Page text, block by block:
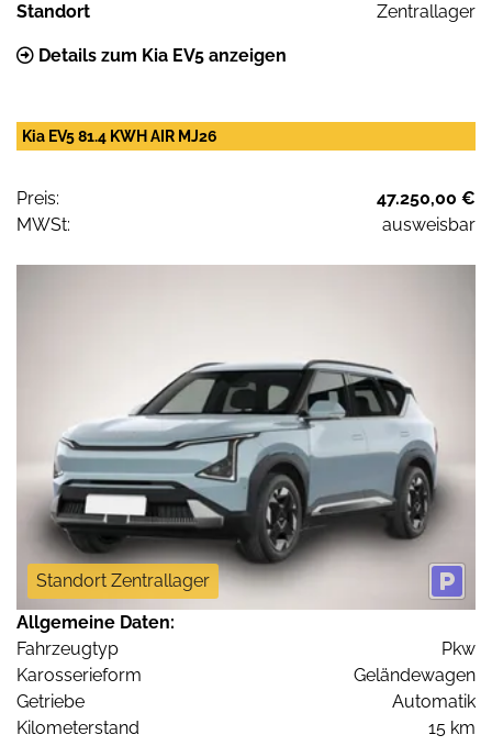
Standort Zentrallager
Details zum Kia EV5 anzeigen
Kia EV5 81.4 KWH AIR MJ26
Preis:
47.250,00 €
MWSt:
ausweisbar
Standort Zentrallager
Allgemeine Daten:
Fahrzeugtyp
Pkw
Karosserieform
Geländewagen
Getriebe
Automatik
Kilometerstand
15 km